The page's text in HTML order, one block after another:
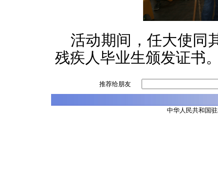
活动期间，任大使同
残疾人毕业生颁发证书
推荐给朋友
中华人民共和国